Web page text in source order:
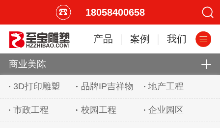
18058400658
产品 案例 我们
商业美陈
3D打印雕塑 品牌IP吉祥物 地产工程
市政工程 校园工程 企业园区